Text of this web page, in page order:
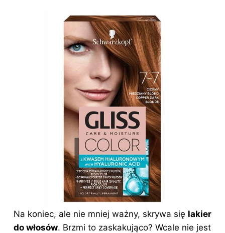
Na koniec, ale nie mniej ważny, skrywa się lakier
do włosów. Brzmi to zaskakująco? Wcale nie jest